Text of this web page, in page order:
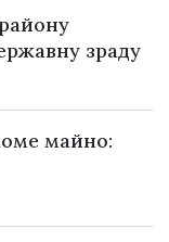
зраду
майно: